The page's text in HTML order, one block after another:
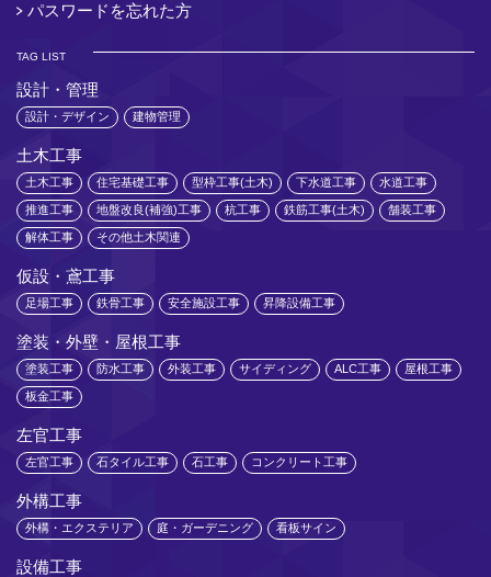
パスワードを忘れた方
TAG LIST
設計・管理
設計・デザイン 建物管理
土木工事
土木工事 住宅基礎工事 型枠工事(土木) 下水道工事 水道工事
推進工事 地盤改良(補強)工事 杭工事 鉄筋工事(土木) 舗装工事
解体工事 その他土木関連
仮設・鳶工事
足場工事 鉄骨工事 安全施設工事 昇降設備工事
塗装・外壁・屋根工事
塗装工事 防水工事 外装工事 サイディング ALC工事 屋根工事
板金工事
左官工事
左官工事 石タイル工事 石工事 コンクリート工事
外構工事
外構・エクステリア 庭・ガーデニング 看板サイン
設備工事